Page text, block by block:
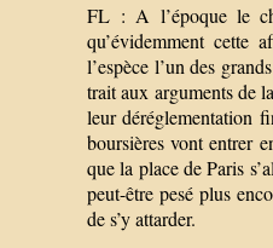
FL : A l’époque le
qu’évidemment cette
l’espèce l’un des
trait aux arguments de
leur déréglementation
boursières vont entrer
que la place de Paris
peut-être pesé plus
de s’y attarder.